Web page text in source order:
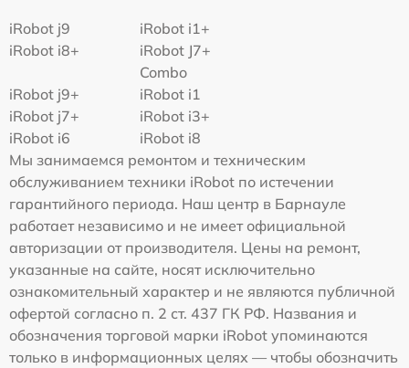
iRobot j9
iRobot i1+
iRobot i8+
iRobot J7+
Combo
iRobot j9+
iRobot i1
iRobot j7+
iRobot i3+
iRobot i6
iRobot i8
Мы занимаемся ремонтом и техническим
обслуживанием техники iRobot по истечении
гарантийного периода. Наш центр в Барнауле
работает независимо и не имеет официальной
авторизации от производителя. Цены на ремонт,
указанные на сайте, носят исключительно
ознакомительный характер и не являются публичной
офертой согласно п. 2 ст. 437 ГК РФ. Названия и
обозначения торговой марки iRobot упоминаются
только в информационных целях — чтобы обозначить